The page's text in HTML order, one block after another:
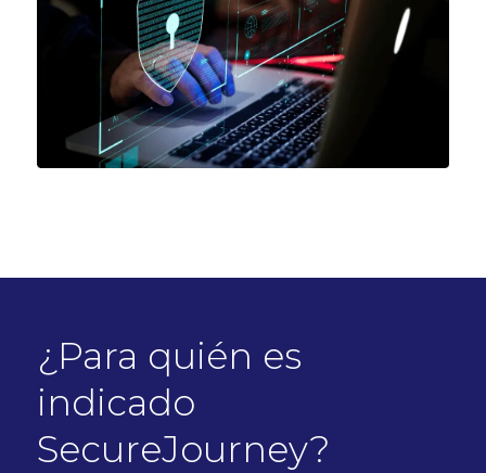
¿Para quién es
indicado
SecureJourney?